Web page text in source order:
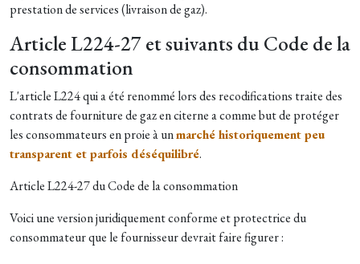
prestation de services (livraison de gaz).
Article L224-27 et suivants du Code de la
consommation
L'article L224 qui a été renommé lors des recodifications traite des
contrats de fourniture de gaz en citerne a comme but de protéger
les consommateurs en proie à unmarché historiquement peu
transparent et parfois déséquilibré.
Article L224-27 du Code de la consommation
Voici une version juridiquement conforme et protectrice du
consommateur que le fournisseur devrait faire figurer :